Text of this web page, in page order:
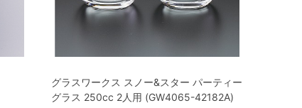
グラスワークス スノー&スター パーティー
グラス 250cc 2人用 (GW4065-42182A)